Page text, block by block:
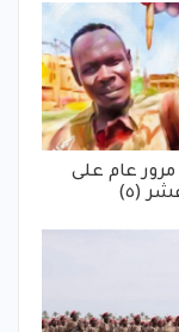
عام على
(٥)